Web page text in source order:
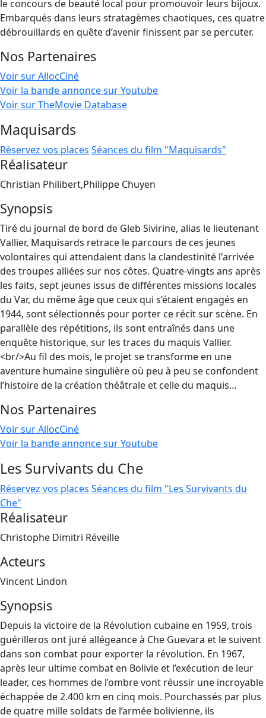
le concours de beauté local pour promouvoir leurs bijoux.
Embarqués dans leurs stratagèmes chaotiques, ces quatre
débrouillards en quête d’avenir finissent par se percuter.
Nos Partenaires
Voir sur AllocCiné
Voir la bande annonce sur Youtube
Voir sur TheMovie Database
Maquisards
Réservez vos places Séances du film "Maquisards"
Réalisateur
Christian Philibert,Philippe Chuyen
Synopsis
Tiré du journal de bord de Gleb Sivirine, alias le lieutenant
Vallier, Maquisards retrace le parcours de ces jeunes
volontaires qui attendaient dans la clandestinité l'arrivée
des troupes alliées sur nos côtes. Quatre-vingts ans après
les faits, sept jeunes issus de différentes missions locales
du Var, du même âge que ceux qui s’étaient engagés en
1944, sont sélectionnés pour porter ce récit sur scène. En
parallèle des répétitions, ils sont entraînés dans une
enquête historique, sur les traces du maquis Vallier.
<br/>Au fil des mois, le projet se transforme en une
aventure humaine singulière où peu à peu se confondent
l’histoire de la création théâtrale et celle du maquis…
Nos Partenaires
Voir sur AllocCiné
Voir la bande annonce sur Youtube
Les Survivants du Che
Réservez vos places Séances du film "Les Survivants du
Che"
Réalisateur
Christophe Dimitri Réveille
Acteurs
Vincent Lindon
Synopsis
Depuis la victoire de la Révolution cubaine en 1959, trois
guérilleros ont juré allégeance à Che Guevara et le suivent
dans son combat pour exporter la révolution. En 1967,
après leur ultime combat en Bolivie et l’exécution de leur
leader, ces hommes de l’ombre vont réussir une incroyable
échappée de 2.400 km en cinq mois. Pourchassés par plus
de quatre mille soldats de l’armée bolivienne, ils